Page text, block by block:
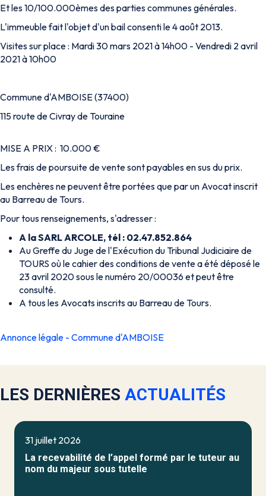
Et les 10/100.000èmes des parties communes générales.
L'immeuble fait l'objet d'un bail consenti le 4 août 2013.
Visites sur place : Mardi 30 mars 2021 à 14h00 - Vendredi 2 avril
2021 à 10h00
Commune d'AMBOISE (37400)
115 route de Civray de Touraine
MISE A PRIX : 10.000 €
Les frais de poursuite de vente sont payables en sus du prix.
Les enchères ne peuvent être portées que par un Avocat inscrit
au Barreau de Tours.
Pour tous renseignements, s'adresser :
A la SARL ARCOLE, tél : 02.47.852.864
Au Greffe du Juge de l'Exécution du Tribunal Judiciaire de
TOURS où le cahier des conditions de vente a été déposé le
23 avril 2020 sous le numéro 20/00036 et peut être
consulté.
A tous les Avocats inscrits au Barreau de Tours.
Annonce légale - Commune d'AMBOISE
LES DERNIÈRES ACTUALITÉS
31 juillet 2026
La recevabilité de l’appel formé par le tuteur au
nom du majeur sous tutelle